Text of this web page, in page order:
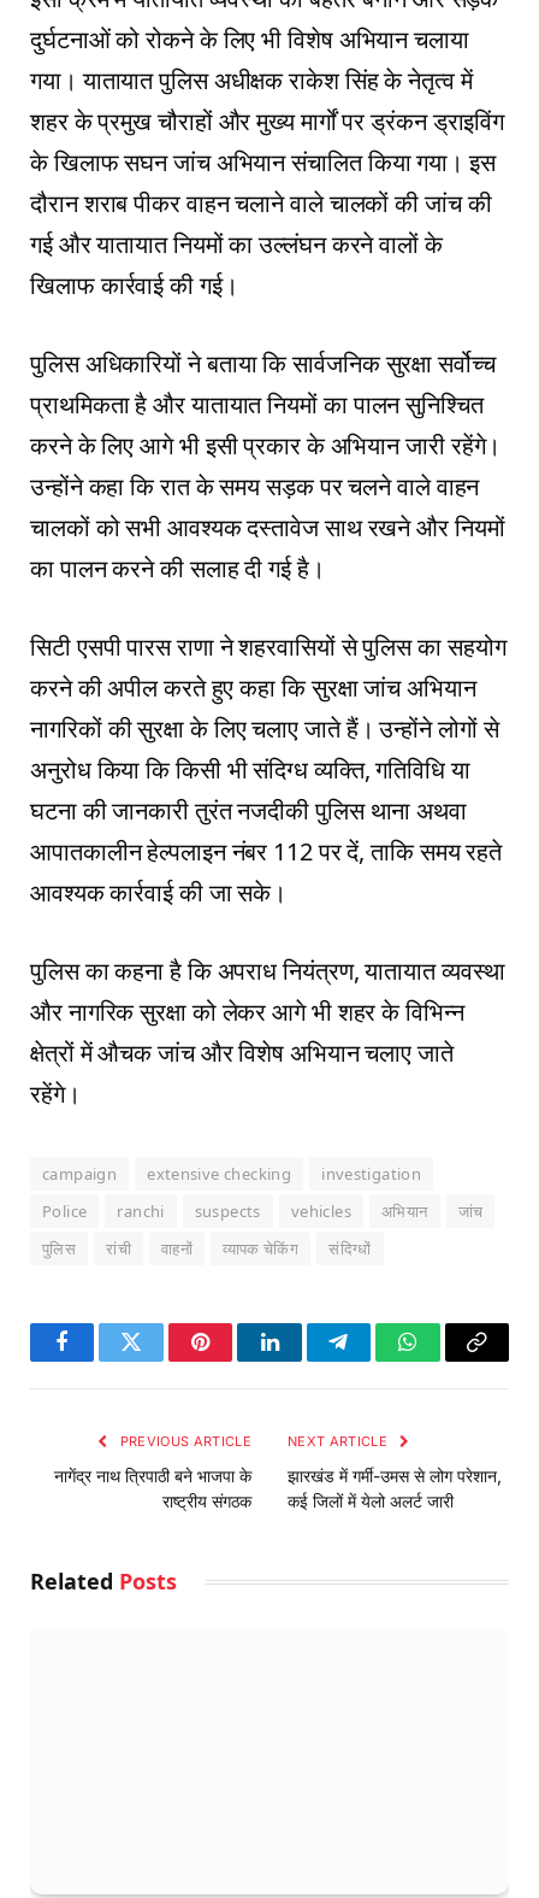
दुर्घटनाओं को रोकने के लिए भी विशेष अभियान चलाया
गया। यातायात पुलिस अधीक्षक राकेश सिंह के नेतृत्व में
शहर के प्रमुख चौराहों और मुख्य मार्गों पर ड्रंकन ड्राइविंग
के खिलाफ सघन जांच अभियान संचालित किया गया। इस
दौरान शराब पीकर वाहन चलाने वाले चालकों की जांच की
गई और यातायात नियमों का उल्लंघन करने वालों के
खिलाफ कार्रवाई की गई।
पुलिस अधिकारियों ने बताया कि सार्वजनिक सुरक्षा सर्वोच्च
प्राथमिकता है और यातायात नियमों का पालन सुनिश्चित
करने के लिए आगे भी इसी प्रकार के अभियान जारी रहेंगे।
उन्होंने कहा कि रात के समय सड़क पर चलने वाले वाहन
चालकों को सभी आवश्यक दस्तावेज साथ रखने और नियमों
का पालन करने की सलाह दी गई है।
सिटी एसपी पारस राणा ने शहरवासियों से पुलिस का सहयोग
करने की अपील करते हुए कहा कि सुरक्षा जांच अभियान
नागरिकों की सुरक्षा के लिए चलाए जाते हैं। उन्होंने लोगों से
अनुरोध किया कि किसी भी संदिग्ध व्यक्ति, गतिविधि या
घटना की जानकारी तुरंत नजदीकी पुलिस थाना अथवा
आपातकालीन हेल्पलाइन नंबर 112 पर दें, ताकि समय रहते
आवश्यक कार्रवाई की जा सके।
पुलिस का कहना है कि अपराध नियंत्रण, यातायात व्यवस्था
और नागरिक सुरक्षा को लेकर आगे भी शहर के विभिन्न
क्षेत्रों में औचक जांच और विशेष अभियान चलाए जाते
रहेंगे।
campaign extensive checking
investigation
Police
ranchi suspects vehicles अभियान
जांच
पुलिस
रांची वाहनों व्यापक चेकिंग संदिग्धों
FacebookTwitter PinterestLinkedInTelegramWhatsApp
Copy
PREVIOUS ARTICLE
नागेंद्र नाथ त्रिपाठी बने भाजपा के
राष्ट्रीय संगठक
NEXT ARTICLE
झारखंड में गर्मी-उमस से लोग परेशान,
कई जिलों में येलो अलर्ट जारी
Related Posts